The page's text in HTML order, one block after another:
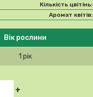
Кількість цвітінь:
Аромат квітів:
Вік рослини
1 рік
+